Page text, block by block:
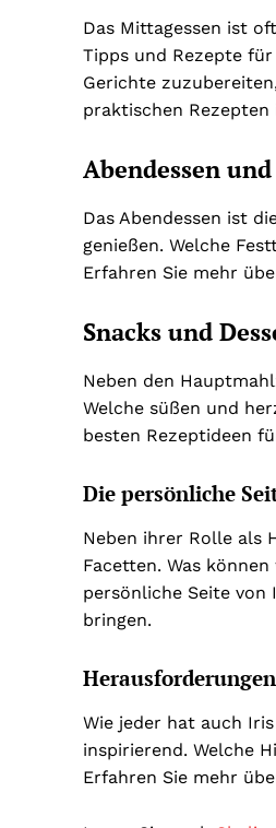
Das Mittagessen ist
Tipps und Rezepte
Gerichte
praktischen Rezepten
Abendessen
Das Abendessen ist
genießen. Welche
Erfahren Sie mehr
Snacks und
Neben den
Welche süßen und
besten Rezeptideen
Die persönliche
Neben ihrer Rolle als
Facetten. Was
persönliche Seite von
bringen.
Wie jeder hat auch
inspirierend. Welche
Erfahren Sie mehr